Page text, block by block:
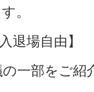
。
退場自由】
一部をご紹